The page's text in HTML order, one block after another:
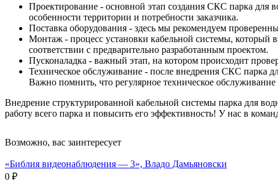
Проектирование - основной этап создания СКС парка для
особенности территории и потребности заказчика.
Поставка оборудования - здесь мы рекомендуем
Монтаж - процесс установки кабельной системы, который
соответствии с предварительно разработанным проектом.
Пусконаладка - важный этап, на котором происходит
Техническое обслуживание - после внедрения СКС парка
Важно помнить, что регулярное техническое
Внедрение структурированной кабельной системы парка для
работу всего парка и повысить его эффективность! У нас в
Возможно, вас заинтересует
«Библия видеонаблюдения — 3», Владо Дамьяновски
0 ₽